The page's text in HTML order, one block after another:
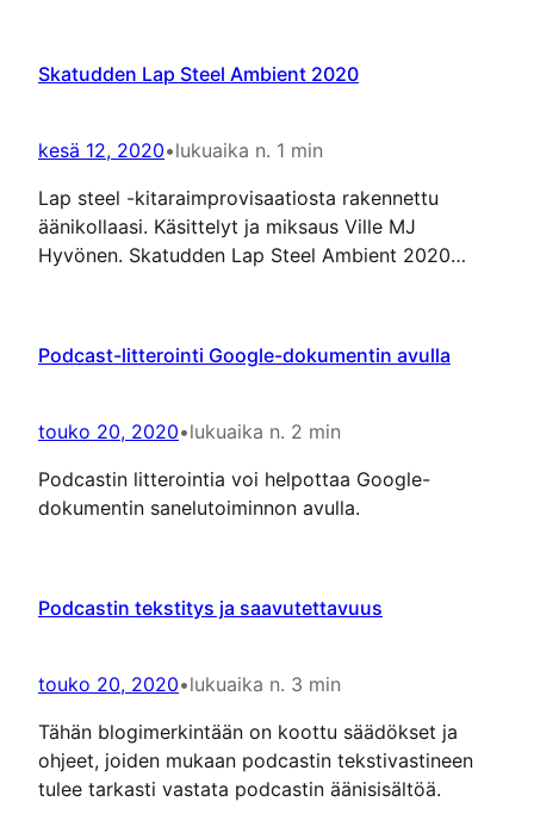
Skatudden Lap Steel Ambient 2020
kesä 12, 2020•lukuaika n. 1 min
Lap steel -kitaraimprovisaatiosta rakennettu
äänikollaasi. Käsittelyt ja miksaus Ville MJ
Hyvönen. Skatudden Lap Steel Ambient 2020
Podcast-litterointi Google-dokumentin avulla
touko 20, 2020•lukuaika n. 2 min
Podcastin litterointia voi helpottaa Google-
dokumentin sanelutoiminnon avulla.
Podcastin tekstitys ja saavutettavuus
touko 20, 2020•lukuaika n. 3 min
Tähän blogimerkintään on koottu säädökset ja
ohjeet, joiden mukaan podcastin tekstivastineen
tulee tarkasti vastata podcastin äänisisältöä.